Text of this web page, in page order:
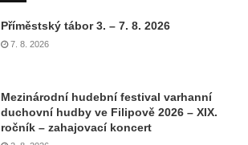
Příměstský tábor 3. – 7. 8. 2026
7. 8. 2026
Mezinárodní hudební festival varhanní
duchovní hudby ve Filipově 2026 – XIX.
ročník – zahajovací koncert